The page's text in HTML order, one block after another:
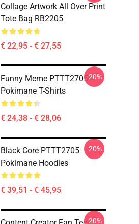
Collage Artwork All Over Print
Tote Bag RB2205
€ 22,95 - € 27,55
Funny Meme PTTT2705
Pokimane T-Shirts
€ 24,38 - € 28,06
-20%
Black Core PTTT2705
Pokimane Hoodies
€ 39,51 - € 45,95
-20%
-20%